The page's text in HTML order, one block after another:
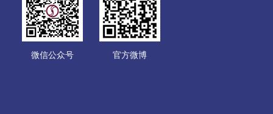
微信公众号 官方微博